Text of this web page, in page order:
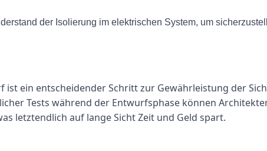
der Isolierung im elektrischen System, um
ein entscheidender Schritt zur Gewährleistung der
Tests während der Entwurfsphase können
letztendlich auf lange Sicht Zeit und Geld spart.